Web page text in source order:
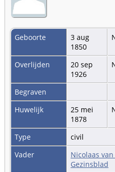
Geboorte
3 aug
1850
Overlijden
20 sep
1926
Begraven
Huwelijk
25 mei
1878
Type
civil
Vader
Nicolaas
Gezinsblad